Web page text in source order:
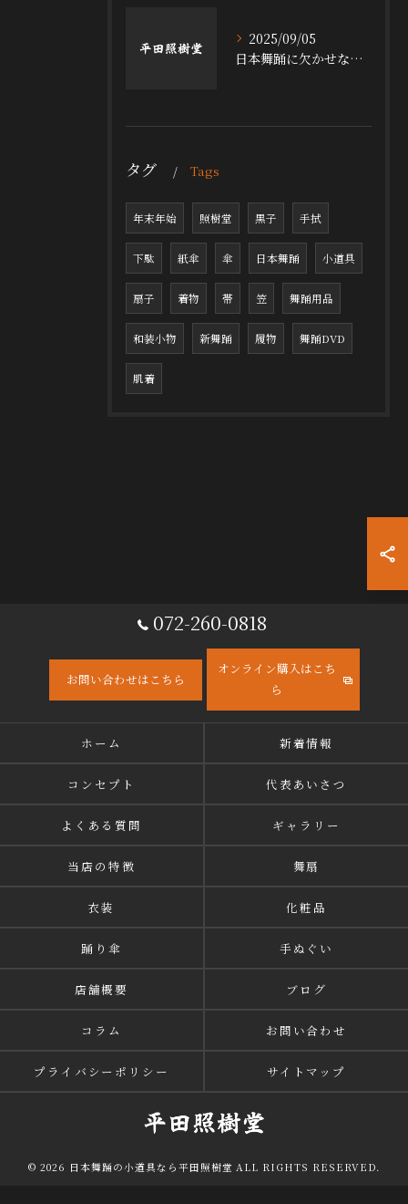
2025/09/05
日本舞踊に欠かせない小道具の魅力
タグ Tags
年末年始 照樹堂 黒子 手拭
下駄 紙傘 傘 日本舞踊 小道具
扇子 着物 帯 笠 舞踊用品
和装小物 新舞踊 履物 舞踊DVD
肌着
072-260-0818
お問い合わせはこちら
オンライン購入はこち
ら
ホーム 新着情報
コンセプト 代表あいさつ
よくある質問 ギャラリー
当店の特徴 舞扇
衣装 化粧品
踊り傘 手ぬぐい
店舗概要 ブログ
コラム お問い合わせ
プライバシーポリシー サイトマップ
© 2026 日本舞踊の小道具なら平田照樹堂 ALL RIGHTS RESERVED.